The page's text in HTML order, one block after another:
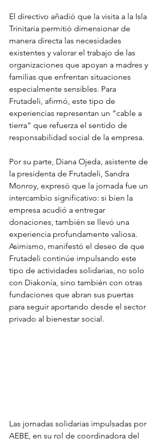
El directivo añadió que la visita a la Isla
Trinitaria permitió dimensionar de
manera directa las necesidades
existentes y valorar el trabajo de las
organizaciones que apoyan a madres y
familias que enfrentan situaciones
especialmente sensibles. Para
Frutadeli, afirmó, este tipo de
experiencias representan un “cable a
tierra” que refuerza el sentido de
responsabilidad social de la empresa.
Por su parte, Diana Ojeda, asistente de
la presidenta de Frutadeli, Sandra
Monroy, expresó que la jornada fue un
intercambio significativo: si bien la
empresa acudió a entregar
donaciones, también se llevó una
experiencia profundamente valiosa.
Asimismo, manifestó el deseo de que
Frutadeli continúe impulsando este
tipo de actividades solidarias, no solo
con Diakonía, sino también con otras
fundaciones que abran sus puertas
para seguir aportando desde el sector
privado al bienestar social.
Las jornadas solidarias impulsadas por
AEBE, en su rol de coordinadora del